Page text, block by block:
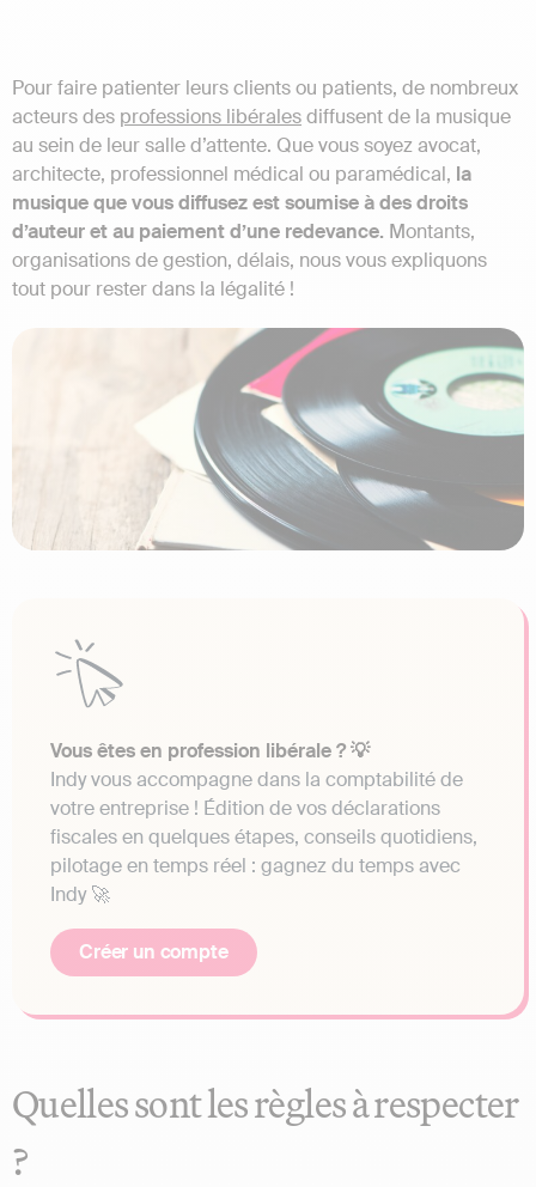
Pour faire patienter leurs clients ou patients, de nombreux
acteurs des professions libéralesdiffusent de la musique
au sein de leur salle d’attente. Que vous soyez avocat,
architecte, professionnel médical ou paramédical, la
musique que vous diffusez est soumise à des droits
d’auteur et au paiement d’une redevance. Montants,
organisations de gestion, délais, nous vous expliquons
tout pour rester dans la légalité !
Vous êtes en profession libérale ? 💡
Indy vous accompagne dans la comptabilité de
votre entreprise ! Édition de vos déclarations
fiscales en quelques étapes, conseils quotidiens,
pilotage en temps réel : gagnez du temps avec
Indy 🚀
Créer un compte
Quelles sont les règles à respecter
?